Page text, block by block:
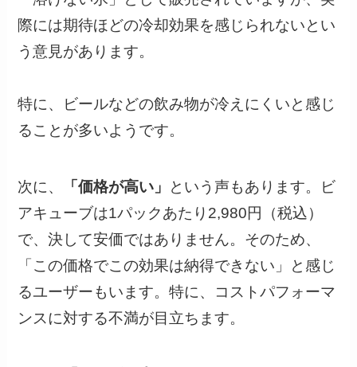
際には期待ほどの冷却効果を感じられないとい
う意見があります。
特に、ビールなどの飲み物が冷えにくいと感じ
ることが多いようです。
次に、 「価格が高い」
という声もあります。ビ
アキューブは1パックあたり2,980円（税込）
で、決して安価ではありません。そのため、
「この価格でこの効果は納得できない」と感じ
るユーザーもいます。特に、コストパフォーマ
ンスに対する不満が目立ちます。